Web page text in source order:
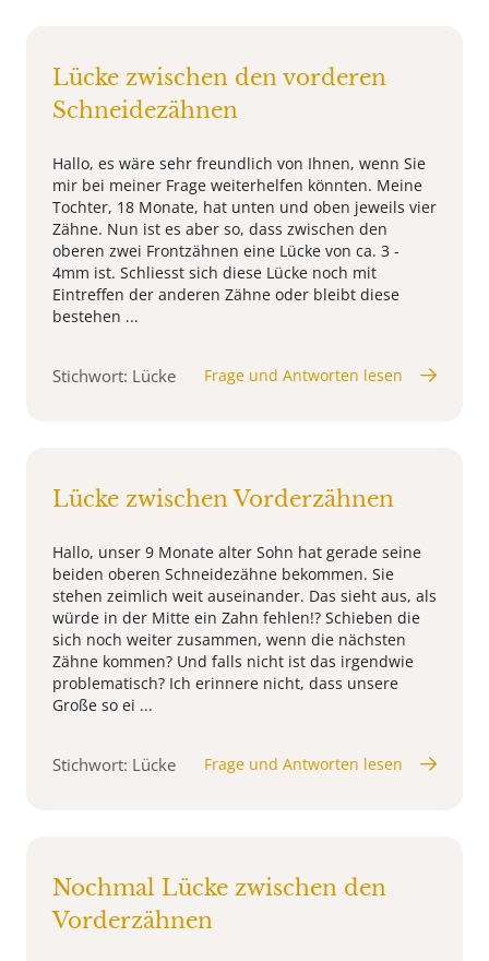
Lücke zwischen den vorderen
Schneidezähnen
Hallo, es wäre sehr freundlich von Ihnen, wenn Sie
mir bei meiner Frage weiterhelfen könnten. Meine
Tochter, 18 Monate, hat unten und oben jeweils vier
Zähne. Nun ist es aber so, dass zwischen den
oberen zwei Frontzähnen eine Lücke von ca. 3 -
4mm ist. Schliesst sich diese Lücke noch mit
Eintreffen der anderen Zähne oder bleibt diese
bestehen ...
Stichwort: Lücke Frage und Antworten lesen
Lücke zwischen Vorderzähnen
Hallo, unser 9 Monate alter Sohn hat gerade seine
beiden oberen Schneidezähne bekommen. Sie
stehen zeimlich weit auseinander. Das sieht aus, als
würde in der Mitte ein Zahn fehlen!? Schieben die
sich noch weiter zusammen, wenn die nächsten
Zähne kommen? Und falls nicht ist das irgendwie
problematisch? Ich erinnere nicht, dass unsere
Große so ei ...
Stichwort: Lücke Frage und Antworten lesen
Nochmal Lücke zwischen den
Vorderzähnen